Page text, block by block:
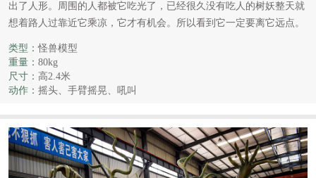
出了人形。周围的人都被它吃光了，已经很久没有吃人的树妖整天就
想着路人过靠近它乘凉，它才有机会。所以看到它一定要离它远点。
类型：怪兽模型
重量： 80kg
尺寸： 高2.4米
动作： 摇头、手臂摇晃、吼叫